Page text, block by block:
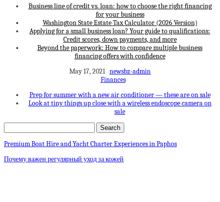
Business line of credit vs. loan: how to choose the right financing
for your business
Washington State Estate Tax Calculator (2026 Version)
Applying for a small business loan? Your guide to qualifications:
Credit scores, down payments, and more
Beyond the paperwork: How to compare multiple business
financing offers with confidence
May 17, 2021 newsbz-admin
Finances
Prep for summer with a new air conditioner — these are on sale
Look at tiny things up close with a wireless endoscope camera on
sale
Premium Boat Hire and Yacht Charter Experiences in Paphos
Почему важен регулярный уход за кожей